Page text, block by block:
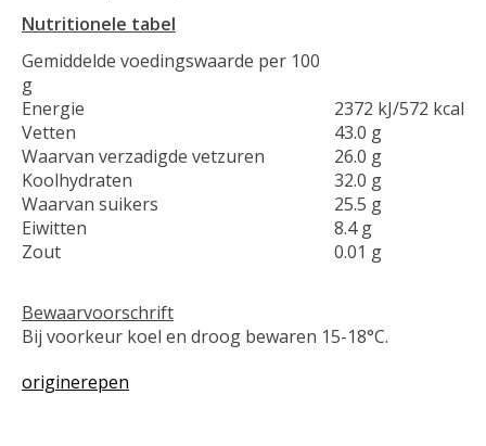
Nutritionele tabel
Gemiddelde voedingswaarde per 100
g
Energie
2372 kJ/572 kcal
Vetten
43.0 g
Waarvan verzadigde vetzuren
26.0 g
Koolhydraten
32.0 g
Waarvan suikers
25.5 g
Eiwitten
8.4 g
Zout
0.01 g
Bewaarvoorschrift
Bij voorkeur koel en droog bewaren 15-18°C.
originerepen